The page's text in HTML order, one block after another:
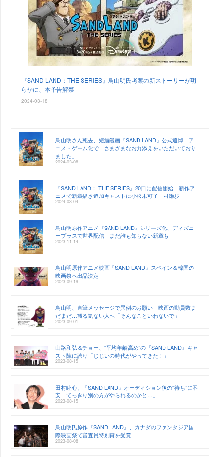
『SAND LAND：THE SERIES』鳥山明氏考案の新ストーリーが明
らかに、本予告解禁
2024-03-18
鳥山明さん死去、短編漫画『SAND LAND』公式追悼 ア
ニメ・ゲーム化で「さまざまなお力添えをいただいており
ました」
2024-03-08
『SAND LAND： THE SERIES』20日に配信開始 新作ア
ニメで新章描き追加キャストに小松未可子・村瀬歩
2024-03-04
鳥山明原作アニメ『SAND LAND』シリーズ化、ディズニ
ープラスで世界配信 まだ誰も知らない新章も
2023-11-14
鳥山明原作アニメ映画『SAND LAND』スペイン＆韓国の
映画祭へ出品決定
2023-09-19
鳥山明、直筆メッセージで異例のお願い 映画の動員数ま
だまだ…観る気ない人へ「そんなこといわないで」
2023-09-01
山路和弘＆チョー、“平均年齢高め”の『SAND LAND』キャ
スト陣に誇り「じじいの時代がやってきた！」
2023-08-15
田村睦心、『SAND LAND』オーディション後の“待ち”に不
安「てっきり別の方がやられるのかと…」
2023-08-15
鳥山明氏原作『SAND LAND』、カナダのファンタジア国
際映画祭で審査員特別賞を受賞
2023-08-08